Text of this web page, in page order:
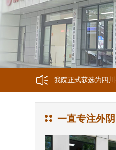
我院正式获选为四
我院位于成都市青
我院现已成为四川
我院正式获选为四
我院位于成都市青
一直专注外